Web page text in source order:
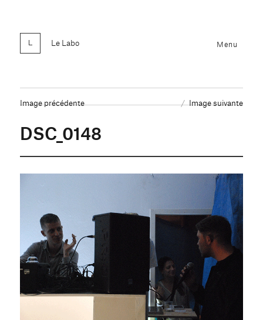
Le Labo Menu
Image précédente Image suivante
DSC_0148